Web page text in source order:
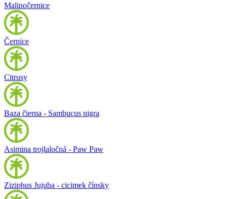
Malinočernice
Černice
Citrusy
Baza čierna - Sambucus nigra
Asimina trojlaločná - Paw Paw
Ziziphus Jujuba - cicimek čínsky